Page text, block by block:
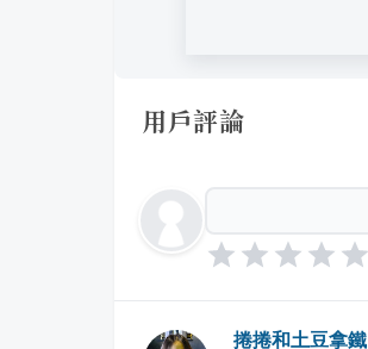
用戶評論
捲捲和土豆拿鐵